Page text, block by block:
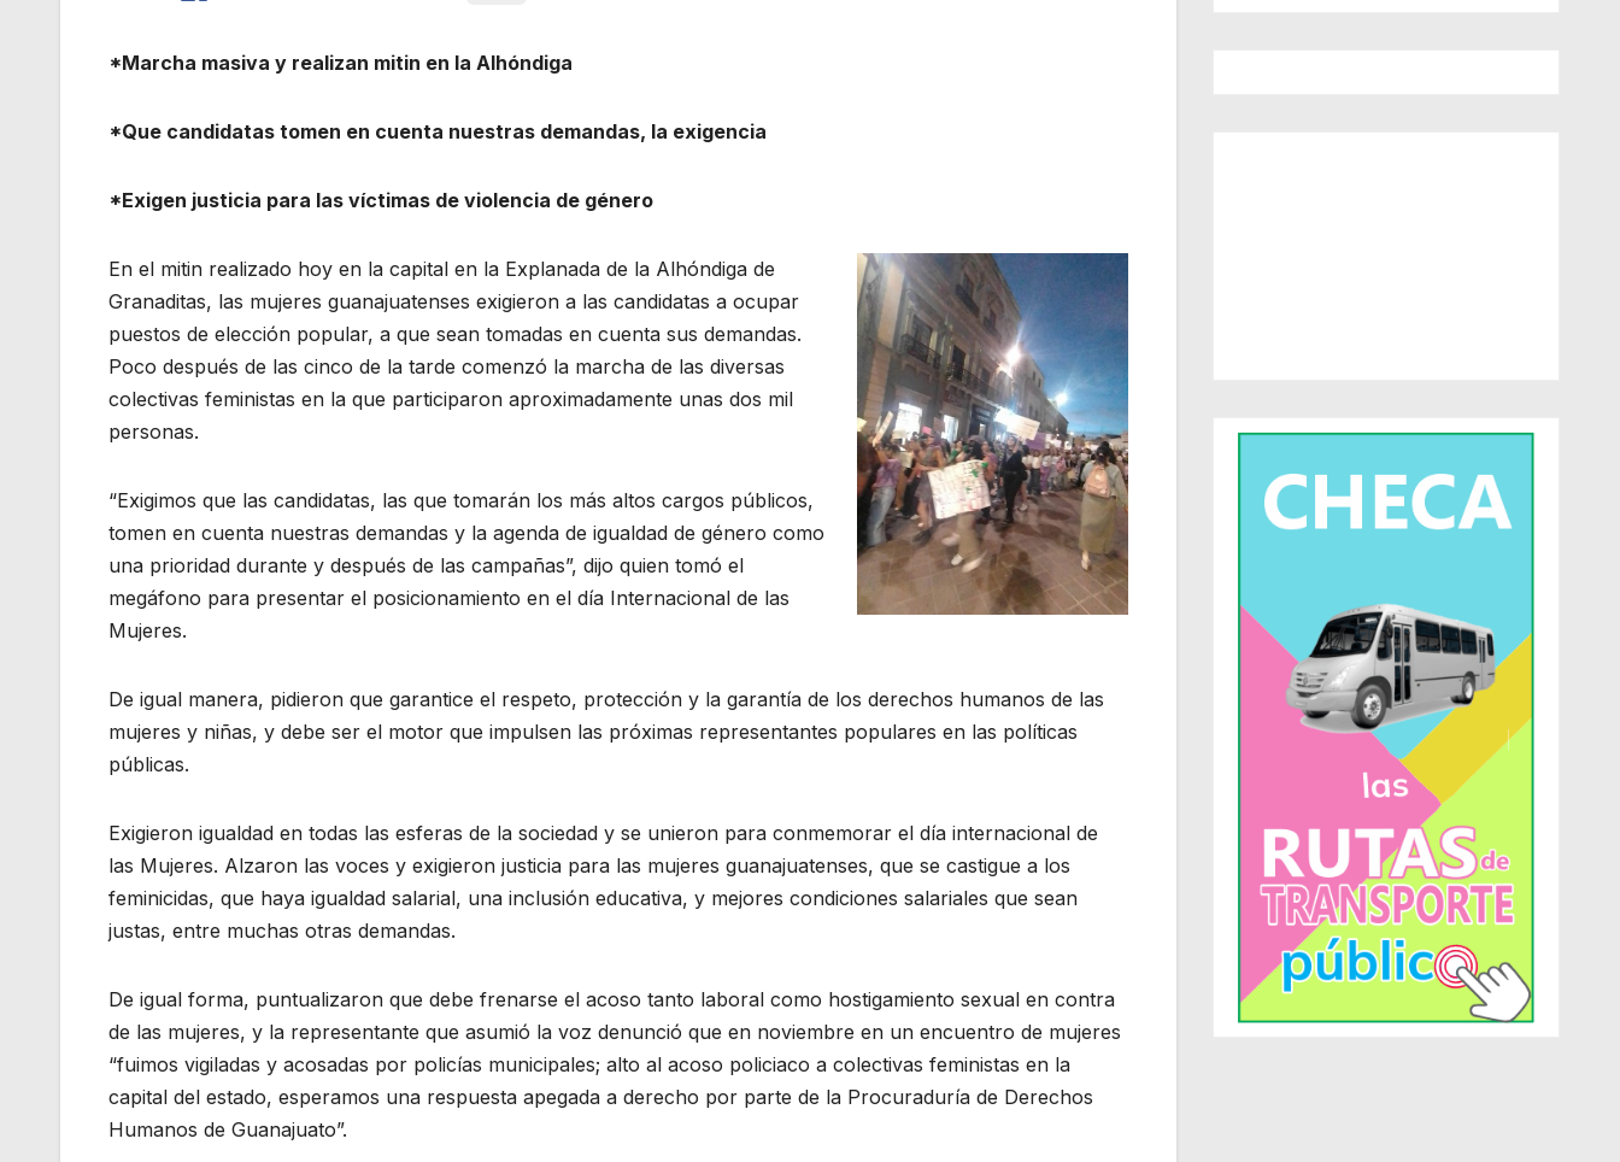
*Marcha masiva y realizan mitin en la Alhóndiga
*Que candidatas tomen en cuenta nuestras demandas, la exigencia
*Exigen justicia para las víctimas de violencia de género
En el mitin realizado hoy en la capital en la Explanada de la Alhóndiga de
Granaditas, las mujeres guanajuatenses exigieron a las candidatas a ocupar
puestos de elección popular, a que sean tomadas en cuenta sus demandas.
Poco después de las cinco de la tarde comenzó la marcha de las diversas
colectivas feministas en la que participaron aproximadamente unas dos mil
personas.
“Exigimos que las candidatas, las que tomarán los más altos cargos públicos,
tomen en cuenta nuestras demandas y la agenda de igualdad de género como
una prioridad durante y después de las campañas”, dijo quien tomó el
megáfono para presentar el posicionamiento en el día Internacional de las
Mujeres.
De igual manera, pidieron que garantice el respeto, protección y la garantía de los derechos humanos de las
mujeres y niñas, y debe ser el motor que impulsen las próximas representantes populares en las políticas
públicas.
Exigieron igualdad en todas las esferas de la sociedad y se unieron para conmemorar el día internacional de
las Mujeres. Alzaron las voces y exigieron justicia para las mujeres guanajuatenses, que se castigue a los
feminicidas, que haya igualdad salarial, una inclusión educativa, y mejores condiciones salariales que sean
justas, entre muchas otras demandas.
De igual forma, puntualizaron que debe frenarse el acoso tanto laboral como hostigamiento sexual en contra
de las mujeres, y la representante que asumió la voz denunció que en noviembre en un encuentro de mujeres
“fuimos vigiladas y acosadas por policías municipales; alto al acoso policiaco a colectivas feministas en la
capital del estado, esperamos una respuesta apegada a derecho por parte de la Procuraduría de Derechos
Humanos de Guanajuato”.